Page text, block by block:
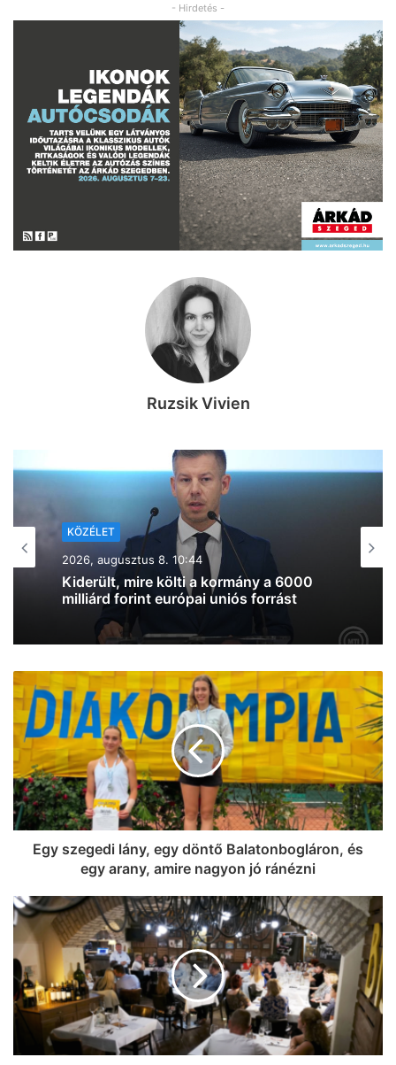
- Hirdetés -
Ruzsik Vivien
2026, augusztus 7. 19:39
Lazul a volt miniszterelnök: Orbán
Viktor felbukkant a szerbiai
trombitafesztiválon, sörözött és
Egy szegedi lány, egy döntő Balatonbogláron, és
egy arany, amire nagyon jó ránézni